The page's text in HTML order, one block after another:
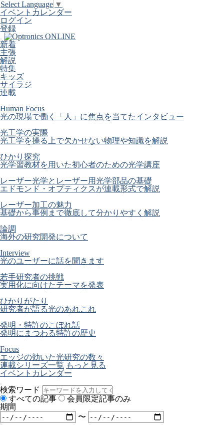
Select Language ▼
イベントカレンダー
ログイン
登録
新着
主張
解説
特集
キッズ
サイラジ
連載
Human Focus
光の現場で働く「人」に焦点を当てたインタビュー
光工学の実際
光工学を操る上で欠かせない物理や知識を解説
ひかり探究
光学習教材を用いた初心者のための光学講座
レーザー光学とレーザー用光学部品の基礎
エドモンド・オプティクスが連載形式で解説
レーザー加工の魅力
基礎から事例まで徹底して分かりやすく解説
論調
海外の研究開発について
Interview
光のユーザーに話を聞きます
若手研究者の挑戦
実用化に向けたテーマを発表
ひかりがたり
研究者が語る光のあれこれ
発明・特許のこぼれ話
発明にまつわる特許の歴史
Focus
エッジの効いた光研究の数々
連載シリーズ一覧 もっと見る
イベントカレンダー
検索ワード
すべての記事
会員限定記事のみ
期間
〜